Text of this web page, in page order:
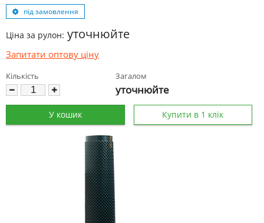
під замовлення
Ціна за рулон: уточнюйте
Запитати оптову ціну
Кількість Загалом
уточнюйте
У кошик Купити в 1 клік